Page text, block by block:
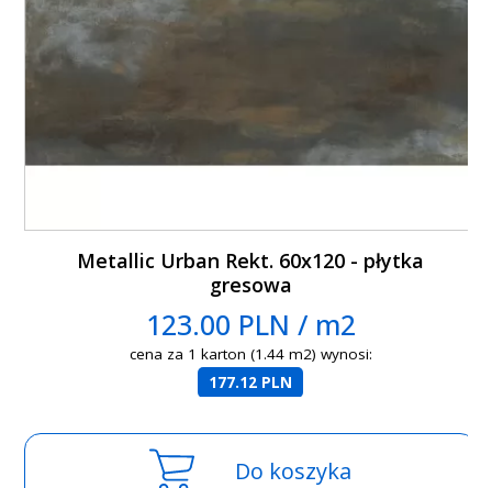
Metallic Urban Rekt. 60x120 - płytka
gresowa
123.00 PLN / m2
cena za 1 karton (1.44 m2) wynosi:
177.12 PLN
Do koszyka